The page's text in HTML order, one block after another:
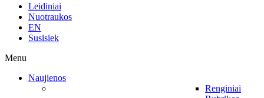
Leidiniai
Nuotraukos
EN
Susisiek
Menu
Naujienos
Renginiai